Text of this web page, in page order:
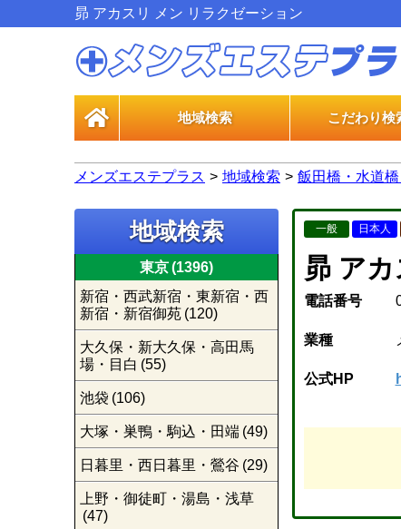
昴 アカスリ メン リラクゼーション
地域検索 こだわり検
一般エス
風俗エス
メンズエステプラス
地域検索 飯田橋・水道
地域検索
東京(1396)
新宿・西武新宿・東新宿・西
新宿・新宿御苑 (120)
大久保・新大久保・高田馬
場・目白 (55)
池袋 (106)
大塚・巣鴨・駒込・田端 (49)
日暮里・西日暮里・鶯谷 (29)
上野・御徒町・湯島・浅草
(47)
一般 日本人
昴 ア
電話番号
業種
公式HP